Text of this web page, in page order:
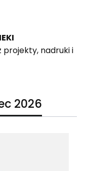
projekty, nadruki i
2026